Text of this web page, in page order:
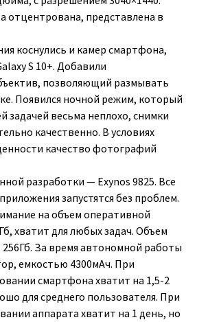
отцентрована, представлена в
коснулись и камер смартфона,
S 10+. Добавили
позволяющий размывать
Появился ночной режим, который
задачей весьма неплохо, снимки
качественно. В условиях
качество фотографий
разработки — Exynos 9825. Все
запустятся без проблем.
на объем оперативной
хватит для любых задач. Объем
За время автономной работы
емкостью 4300мАч. При
смартфона хватит на 1,5-2
для среднего пользователя. При
аппарата хватит на 1 день, но